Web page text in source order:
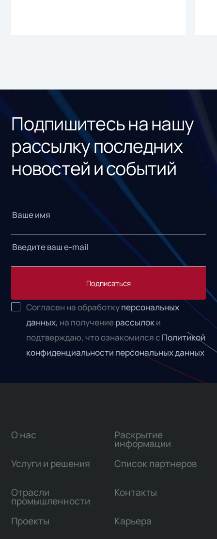
Подпишитесь на нашу
рассылку последних
новостей и событий
Подписаться
Согласен на обработкуперсональных
данных, на получениерассылоки
подтверждаю, что ознакомился с Политикой
конфиденциальности персональных данных
О нас
Услуги и решения
Отрасли
промышленности
Проекты
Раскрытие
информации
Список партнеров
Контакты
Карьера